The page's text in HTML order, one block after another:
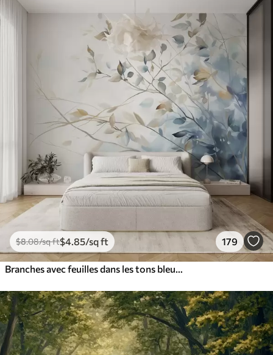
$8.08/sq ft$4 .85/sq ft 179